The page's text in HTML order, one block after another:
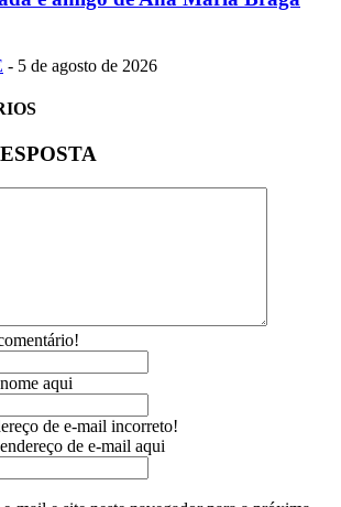
- 5 de agosto de 2026
aqui
de e-mail incorreto!
de e-mail aqui